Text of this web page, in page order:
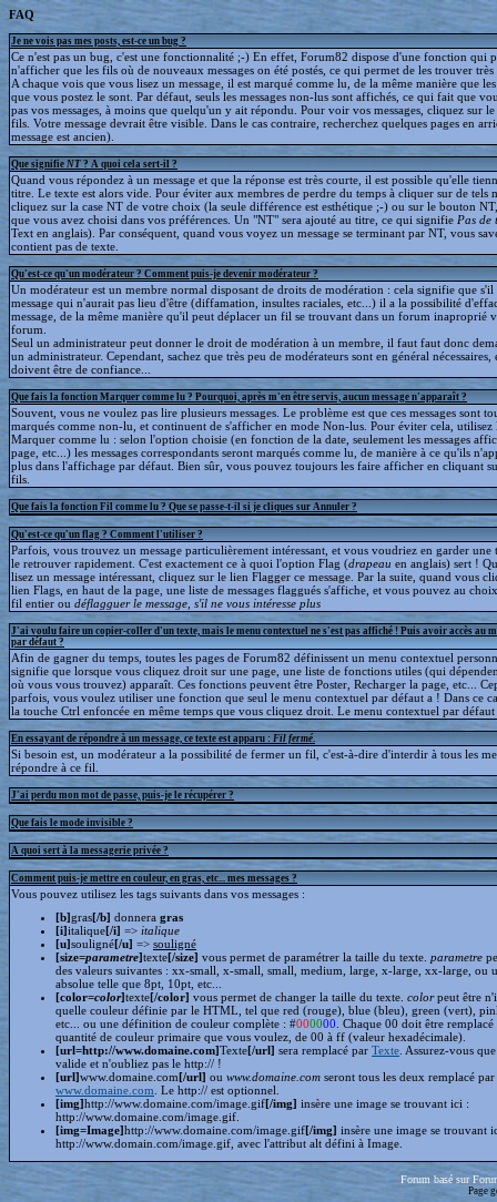
FAQ
Je ne vois pas mes posts, est-ce un bug ?
Ce n'est pas un bug, c'est une fonctionnalité ;-) En effet, Forum82 dispose d'une fonction qui
n'afficher que les fils où de nouveaux messages on été postés, ce qui permet de les trouver
A chaque vois que vous lisez un message, il est marqué comme lu, de la même manière que les
que vous postez le sont. Par défaut, seuls les messages non-lus sont affichés, ce qui fait que
pas vos messages, à moins que quelqu'un y ait répondu. Pour voir vos messages, cliquez sur
fils. Votre message devrait être visible. Dans le cas contraire, recherchez quelques pages en
message est ancien).
Que signifie NT ? A quoi cela sert-il ?
Quand vous répondez à un message et que la réponse est très courte, il est possible qu'elle
titre. Le texte est alors vide. Pour éviter aux membres de perdre du temps à cliquer sur de tels
cliquez sur la case NT de votre choix (la seule différence est esthétique ;-) ou sur le bouton
que vous avez choisi dans vos préférences. Un "NT" sera ajouté au titre, ce qui signifie Pas de
Text en anglais). Par conséquent, quand vous voyez un message se terminant par NT, vous
contient pas de texte.
Qu'est-ce qu'un modérateur ? Comment puis-je devenir modérateur ?
Un modérateur est un membre normal disposant de droits de modération : cela signifie que
message qui n'aurait pas lieu d'être (diffamation, insultes raciales, etc...) il a la possibilité
message, de la même manière qu'il peut déplacer un fil se trouvant dans un forum inaproprié
forum.
Seul un administrateur peut donner le droit de modération à un membre, il faut faut donc
un administrateur. Cependant, sachez que très peu de modérateurs sont en général nécessaires,
doivent être de confiance...
Que fais la fonction Marquer comme lu ? Pourquoi, après m'en être servis, aucun message n'apparaît ?
Souvent, vous ne voulez pas lire plusieurs messages. Le problème est que ces messages sont
marqués comme non-lu, et continuent de s'afficher en mode Non-lus. Pour éviter cela,
Marquer comme lu : selon l'option choisie (en fonction de la date, seulement les messages
page, etc...) les messages correspondants seront marqués comme lu, de manière à ce qu'ils
plus dans l'affichage par défaut. Bien sûr, vous pouvez toujours les faire afficher en cliquant
fils.
Que fais la fonction Fil comme lu ? Que se passe-t-il si je cliques sur Annuler ?
Qu'est-ce qu'un flag ? Comment l'utiliser ?
Parfois, vous trouvez un message particulièrement intéressant, et vous voudriez en garder une
le retrouver rapidement. C'est exactement ce à quoi l'option Flag (drapeau en anglais) sert !
lisez un message intéressant, cliquez sur le lien Flagger ce message. Par la suite, quand vous
lien Flags, en haut de la page, une liste de messages flaggués s'affiche, et vous pouvez au
fil entier ou déflagguerle message, s'il ne vous intéresse plus
J'ai voulu faire un copier-coller d'un texte, mais le menu contextuel ne s'est pas affiché ! Puis avoir accès au
par défaut ?
Afin de gagner du temps, toutes les pages de Forum82 définissent un menu contextuel
signifie que lorsque vous cliquez droit sur une page, une liste de fonctions utiles (qui
où vous vous trouvez) apparaît. Ces fonctions peuvent être Poster, Recharger la page, etc...
parfois, vous voulez utiliser une fonction que seul le menu contextuel par défaut a ! Dans ce
la touche Ctrl enfoncée en même temps que vous cliquez droit. Le menu contextuel par
En essayant de répondre à un message, ce texte est apparu : Fil fermé
Si besoin est, un modérateur a la possibilité de fermer un fil, c'est-à-dire d'interdir à tous les
répondre à ce fil.
J'ai perdu mon mot de passe, puis-je le récupérer ?
Que fais le mode invisible ?
A quoi sert à la messagerie privée ?
Comment puis-je mettre en couleur, en gras, etc... mes messages ?
Vous pouvez utilisez les tags suivants dans vos messages :
[b]gras[/b] donnera gras
[i]italique[/i] => italique
[u]souligné[/u] => souligné
[size=parametre]texte[/size] vous permet de paramétrer la taille du texte. parametre
des valeurs suivantes : xx-small, x-small, small, medium, large, x-large, xx-large, ou
absolue telle que 8pt, 10pt, etc...
[color=color]texte[/color] vous permet de changer la taille du texte. colorpeut être
quelle couleur définie par le HTML, tel que red (rouge), blue (bleu), green (vert),
etc... ou une définition de couleur complète : #000000 . Chaque 00 doit être
quantité de couleur primaire que vous voulez, de 00 à ff (valeur hexadécimale).
[url=http://www.domaine.com]Texte[/url] sera remplacé par Texte . Assurez-vous
valide et n'oubliez pas le http:// !
[url]www.domaine.com[/url] ou www.domaine.com seront tous les deux remplacé par
www.domaine.com . Le http:// est optionnel.
[img]http://www.domaine.com/image.gif[/img] insère une image se trouvant ici :
http://www.domaine.com/image.gif.
[img=Image]http://www.domaine.com/image.gif[/img] insère une image se trouvant
http://www.domain.com/image.gif, avec l'attribut alt défini à Image.
Forum basé sur
Page